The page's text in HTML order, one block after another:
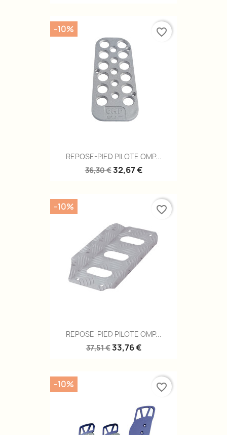
REPOSE-PIED PILOTE OMP...
36,30 €32,67 €
-10% favorite_border
REPOSE-PIED PILOTE OMP...
37,51 €33,76 €
-10% favorite_border
-10% favorite_border